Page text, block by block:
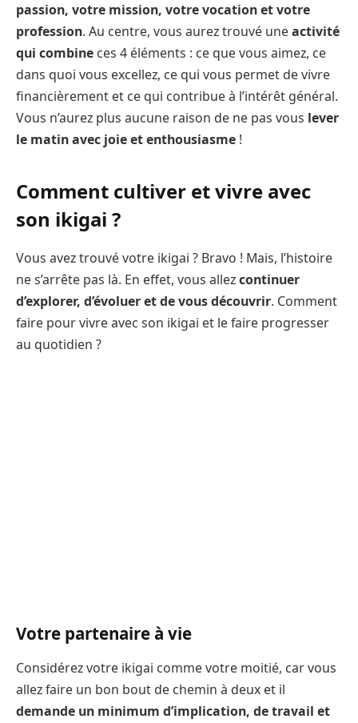
passion, votre mission, votre vocation et votre
profession. Au centre, vous aurez trouvé uneactivité
qui combine ces 4 éléments : ce que vous aimez, ce
dans quoi vous excellez, ce qui vous permet de vivre
financièrement et ce qui contribue à l’intérêt général.
Vous n’aurez plus aucune raison de ne pas vous lever
le matin avec joie et enthousiasme !
Comment cultiver et vivre avec
son ikigai ?
Vous avez trouvé votre ikigai ? Bravo ! Mais, l’histoire
ne s’arrête pas là. En effet, vous allezcontinuer
d’explorer, d’évoluer et de vous découvrir. Comment
faire pour vivre avec son ikigai et le faire progresser
au quotidien ?
Votre partenaire à vie
Considérez votre ikigai comme votre moitié, car vous
allez faire un bon bout de chemin à deux et il
demande un minimum d’implication, de travail et